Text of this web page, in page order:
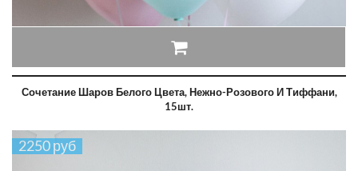
Сочетание Шаров Белого Цвета, Нежно-Розового И Тиффани,
15шт.
2250 руб